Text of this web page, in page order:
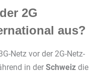
2G
aus?
Netz vor der 2G-Netz-
in der Schweiz die